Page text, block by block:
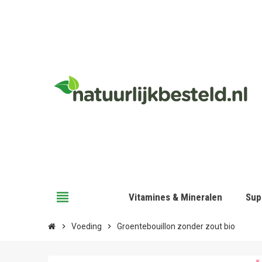
view_headline Vitamines & Mineralen
chevron_right Voeding chevron_right Groentebouillon zonder zout bio